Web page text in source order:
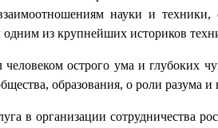
науки и
из крупнейших историков
острого ума и глубоких
образования, о роли разума
в организации сотрудничества